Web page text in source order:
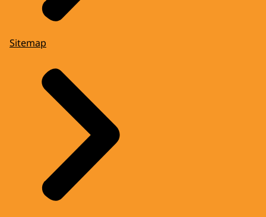
Sitemap